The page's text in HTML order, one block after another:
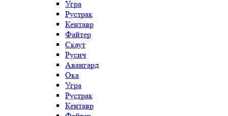
Угра
Рустрак
Кентавр
Файтер
Скаут
Русич
Авангард
Ока
Угра
Рустрак
Кентавр